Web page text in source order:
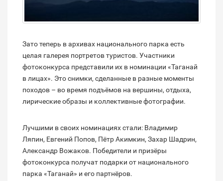
Зато теперь в архивах национального парка есть
целая галерея портретов туристов. Участники
фотоконкурса представили их в номинации «Таганай
в лицах». Это снимки, сделанные в разные моменты
походов – во время подъёмов на вершины, отдыха,
лирические образы и коллективные фотографии.
Лучшими в своих номинациях стали: Владимир
Ляпин, Евгений Попов, Пётр Акимкин, Захар Шадрин,
Александр Вожаков. Победители и призёры
фотоконкурса получат подарки от национального
парка «Таганай» и его партнёров.